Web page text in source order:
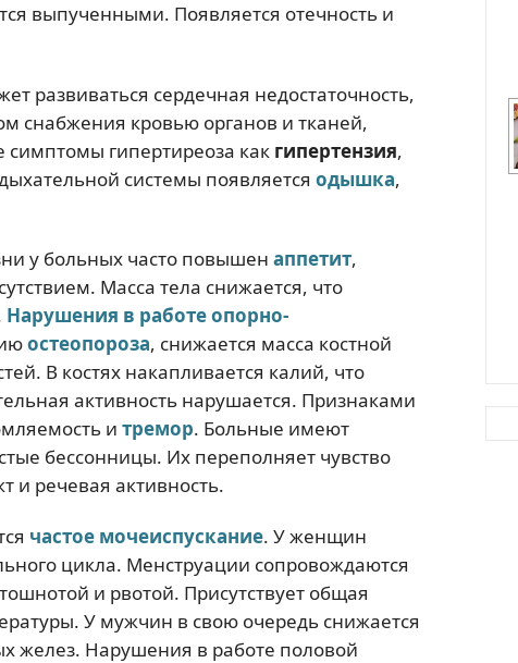
выпученными. Появляется отечность и
развиваться сердечная недостаточность,
снабжения кровью органов и тканей,
гипертиреоза как гипертензия,
системы появляется одышка,
у больных часто повышен аппетит,
Масса тела снижается, что
Нарушения в работе опорно-
остеопороза, снижается масса костной
В костях накапливается калий, что
активность нарушается. Признаками
и тремор. Больные имеют
бессонницы. Их переполняет чувство
и речевая активность.
частое мочеиспускание. У женщин
цикла. Менструации сопровождаются
и рвотой. Присутствует общая
У мужчин в свою очередь снижается
желез. Нарушения в работе половой